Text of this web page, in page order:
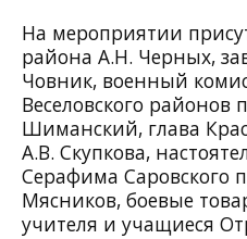
На мероприятии
района А.Н. Черных,
Човник, военный
Веселовского районов
Шиманский, глава
А.В. Скупкова,
Серафима Саровского
Мясников, боевые
учителя и учащиеся